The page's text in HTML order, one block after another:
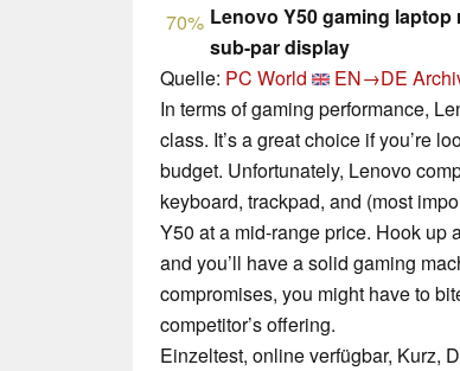
70% Lenovo Y50 gaming
sub-par display
Quelle: PC World EN→DE
In terms of gaming performance,
class. It’s a great choice if you’re
budget. Unfortunately, Lenovo
keyboard, trackpad, and (most
Y50 at a mid-range price. Hook up
and you’ll have a solid gaming
compromises, you might have to
competitor’s offering.
Einzeltest, online verfügbar, Kurz,